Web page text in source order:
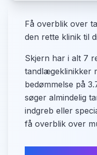
Få overblik over
den rette klinik til
Skjern har i alt 7
tandlægeklinikker
bedømmelse på
søger almindelig
indgreb eller
få overblik over